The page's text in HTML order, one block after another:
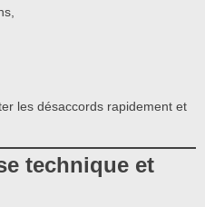
les désaccords rapidement et
technique et